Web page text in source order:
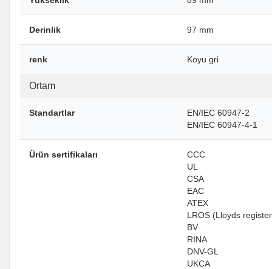
Derinlik 97 mm
renk Koyu gri
Ortam
Standartlar
EN/IEC 60947-2
EN/IEC 60947-4-1
Ürün sertifikaları
CCC
UL
CSA
EAC
ATEX
LROS (Lloyds
BV
RINA
DNV-GL
UKCA